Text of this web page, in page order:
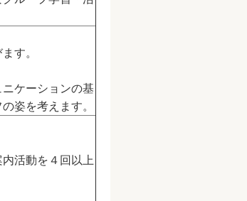
す。
ケーションの基
姿を考えます。
活動を４回以上